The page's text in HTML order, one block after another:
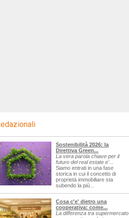
Sostenibilità 2026: la
Direttiva Green...
La vera parola chiave per il
futuro del real estate e'...
Siamo entrati in una fase
storica in cui il concetto di
proprietà immobiliare sta
subendo la più...
Cosa c'e' dietro una
cooperativa: come...
La differenza tra supermercato